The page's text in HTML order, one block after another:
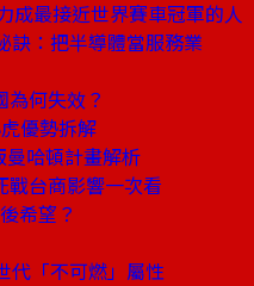
成最接近世界賽車冠軍的人
訣：把半導體當服務業
何失效？
優勢拆解
曼哈頓計畫解析
戰台商影響一次看
希望？
代「不可燃」屬性